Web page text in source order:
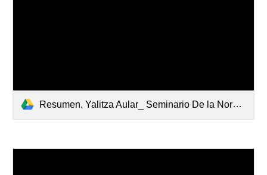
Resumen. Yalitza Aular_ Seminario De la Norma a la Acción. CPBBUC_creacion_ reglamento_objetivos_funciones (1).pdf